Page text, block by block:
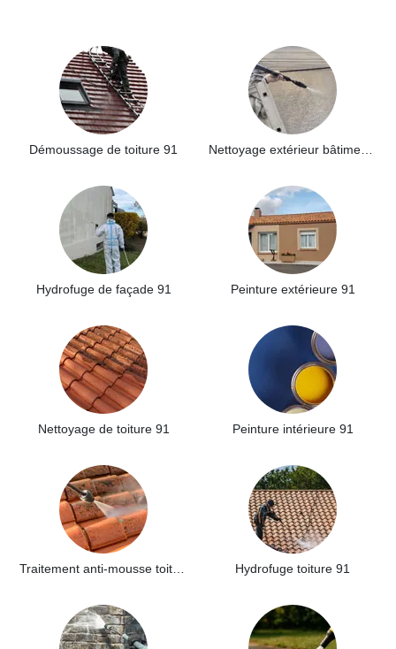
Démoussage de toiture 91
Hydrofuge de façade 91 Peinture extérieure 91
Nettoyage de toiture 91 Peinture intérieure 91
Hydrofuge toiture 91